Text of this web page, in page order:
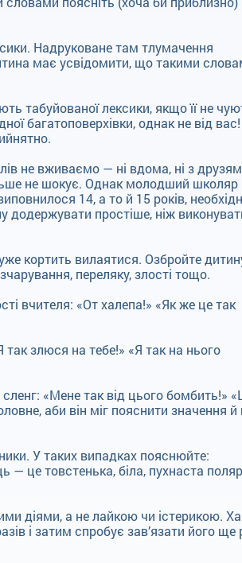
Надруковане там тлумачення
має усвідомити, що такими
табуйованої лексики, якщо її не
багатоповерхівки, однак не від
не вживаємо — ні вдома, ні з
не шокує. Однак молодший
14, а то й 15 років,
додержувати простіше, ніж
кортить вилаятися. Озбройте
переляку, злості тощо.
вчителя: «От халепа!» «Як же це так
злюся на тебе!» «Я так на нього
«Мене так від цього бомбить!»
аби він міг пояснити значення й
У таких випадках пояснюйте:
— це товстенька, біла, пухнаста
діями, а не лайкою чи істерикою.
і затим спробує зав’язати його ще